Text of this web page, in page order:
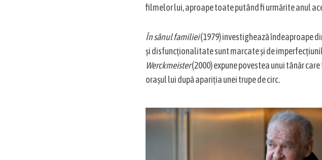
filmelor lui, aproape toate putând fi urmărite anul
În sânul familiei(1979) investighează îndeaproape
și disfuncționalitate sunt marcate și de
Werckmeister(2000) expune povestea unui tânăr
orașul lui după apariția unei trupe de circ.